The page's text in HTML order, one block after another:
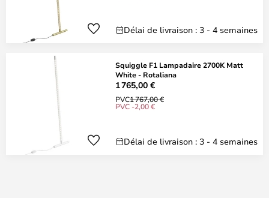
Délai de livraison : 3 - 4 semaines
Squiggle F1 Lampadaire 2700K Matt
White - Rotaliana
1 765,00 €
PVC1 767,00 €
PVC -2,00 €
Délai de livraison : 3 - 4 semaines